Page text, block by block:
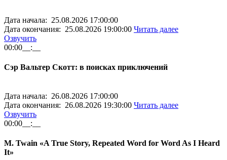
Дата начала: 25.08.2026 17:00:00
Дата окончания: 25.08.2026 19:00:00 Читать далее
Озвучить
00:00 __:__
Сэр Вальтер Скотт: в поисках приключений
Дата начала: 26.08.2026 17:00:00
Дата окончания: 26.08.2026 19:30:00 Читать далее
Озвучить
00:00 __:__
M. Twain «A True Story, Repeated Word for Word As I Heard
It»